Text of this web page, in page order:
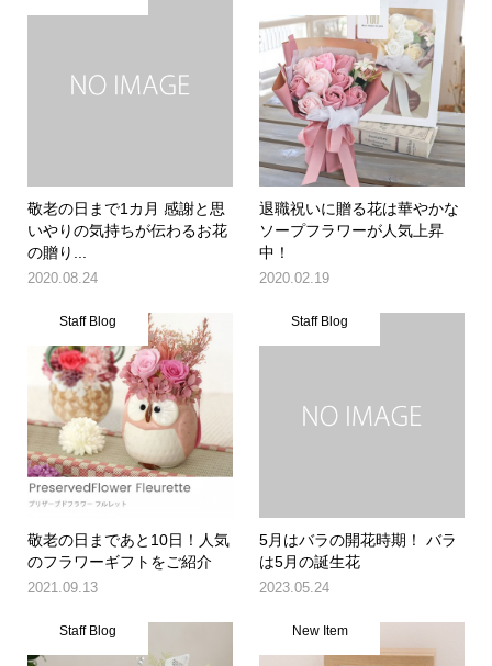
敬老の日まで1カ月 感謝と思
いやりの気持ちが伝わるお花
の贈り...
2020.08.24
退職祝いに贈る花は華やかな
ソープフラワーが人気上昇
中！
2020.02.19
Staff Blog
敬老の日まであと10日！人気
のフラワーギフトをご紹介
2021.09.13
Staff Blog
5月はバラの開花時期！ バラ
は5月の誕生花
2023.05.24
Staff Blog New Item